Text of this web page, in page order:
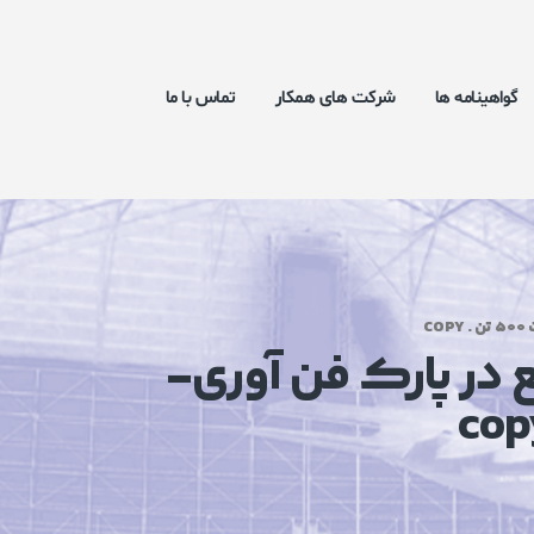
گواهینامه ها شرکت های همکار تماس با ما
در پارک فن آوری-